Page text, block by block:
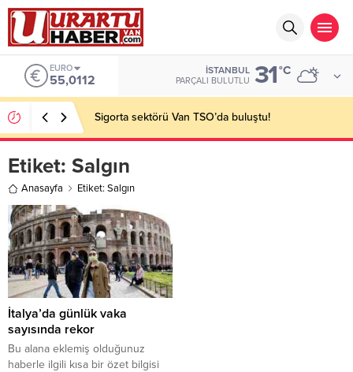
EURO
55,0112
İSTANBUL
PARÇALI BULUTLU 31°C
Sigorta sektörü Van TSO’da buluştu!
Etiket: Salgın
Anasayfa Etiket: Salgın
İtalya’da günlük vaka
sayısında rekor
Bu alana eklemiş olduğunuz
haberle ilgili kısa bir özet bilgisi